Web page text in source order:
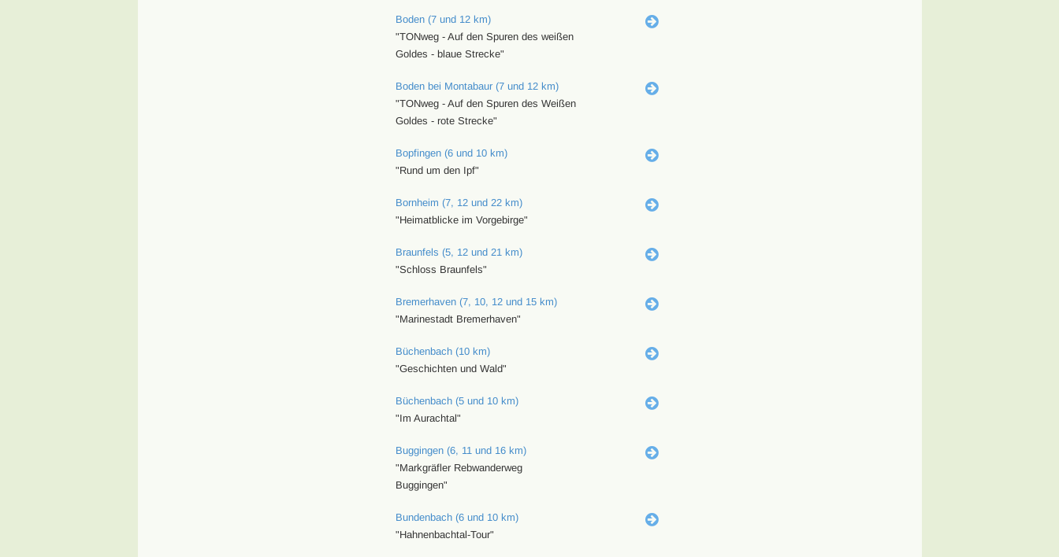
Boden (7 und 12 km)
"TONweg - Auf den Spuren des weißen
Goldes - blaue Strecke"
Boden bei Montabaur (7 und 12 km)
"TONweg - Auf den Spuren des Weißen
Goldes - rote Strecke"
Bopfingen (6 und 10 km)
"Rund um den Ipf"
Bornheim (7, 12 und 22 km)
"Heimatblicke im Vorgebirge"
Braunfels (5, 12 und 21 km)
"Schloss Braunfels"
Bremerhaven (7, 10, 12 und 15 km)
"Marinestadt Bremerhaven"
Büchenbach (10 km)
"Geschichten und Wald"
Büchenbach (5 und 10 km)
"Im Aurachtal"
Buggingen (6, 11 und 16 km)
"Markgräfler Rebwanderweg
Buggingen"
Bundenbach (6 und 10 km)
"Hahnenbachtal-Tour"